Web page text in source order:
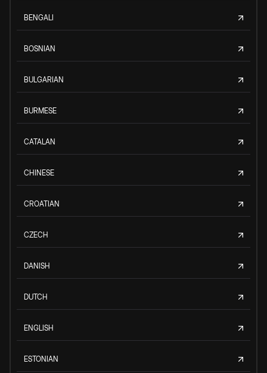
BENGALI
BOSNIAN
BULGARIAN
BURMESE
CATALAN
CHINESE
CROATIAN
CZECH
DANISH
DUTCH
ENGLISH
ESTONIAN